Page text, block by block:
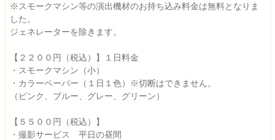
※スモークマシン等の演出機材のお持ち込み料金は無料となりま
した。
ジェネレーターを除きます。
【２２００円（税込）】１日料金
・スモークマシン（小）
・カラーペーパー（１日１色）※切断はできません。
（ピンク、ブルー、グレー、グリーン）
【５５００円（税込）】
・撮影サービス 平日の昼間